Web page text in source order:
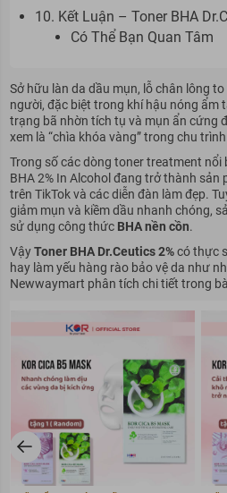
10. Kết Luận – Toner BHA
Có Thể Bạn Quan Tâm
Sở hữu làn da dầu mụn, lỗ chân lông
người, đặc biệt trong khí hậu nóng ẩm
trạng bã nhờn tích tụ và mụn ẩn cứng
xem là “chìa khóa vàng” trong chu
Trong số các dòng toner treatment nổi
BHA 2% In Alcohol đang trở thành sản
trên TikTok và các diễn đàn làm đẹp.
giảm mụn và kiềm dầu nhanh chóng,
sử dụng công thức BHA nền cồn.
VậyToner BHA Dr.Ceutics 2%có thực
hay làm yếu hàng rào bảo vệ da như
Newwaymart phân tích chi tiết trong